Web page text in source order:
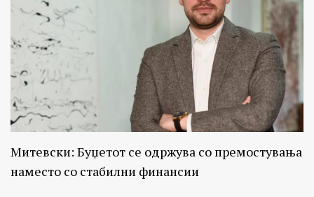
Митевски: Буџетот се одржува со премостувања
наместо со стабилни финансии